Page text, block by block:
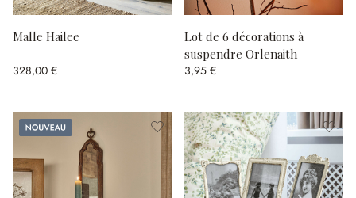
Malle Hailee
328,00 €
Lot de 6 décorations à
suspendre Orlenaith
3,95 €
Nouveau